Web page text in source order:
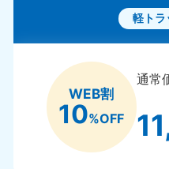
軽トラ
WEB割
10%OFF
通常